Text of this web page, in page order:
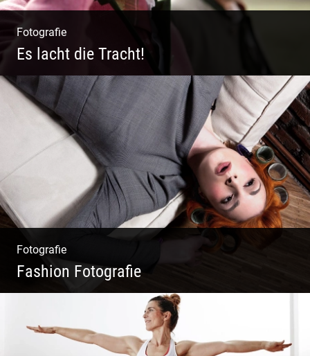
Fotografie
Es lacht die Tracht!
Wunderschöne Dirndl | Harmonische
Farben | Originelle Details | Edle Stoffe
Fotografie
Fashion Fotografie
Mode|Menschen|Magazin